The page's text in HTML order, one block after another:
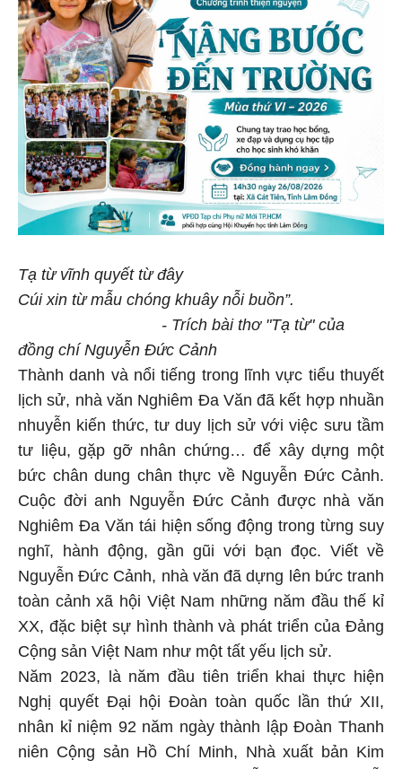
Tạ từ vĩnh quyết từ đây
Cúi xin từ mẫu chóng khuây nỗi buồn”.
- Trích bài thơ "Tạ từ" của
đồng chí Nguyễn Đức Cảnh
Thành danh và nổi tiếng trong lĩnh vực tiểu thuyết
lịch sử, nhà văn Nghiêm Đa Văn đã kết hợp nhuần
nhuyễn kiến thức, tư duy lịch sử với việc sưu tầm
tư liệu, gặp gỡ nhân chứng… để xây dựng một
bức chân dung chân thực về Nguyễn Đức Cảnh.
Cuộc đời anh Nguyễn Đức Cảnh được nhà văn
Nghiêm Đa Văn tái hiện sống động trong từng suy
nghĩ, hành động, gần gũi với bạn đọc. Viết về
Nguyễn Đức Cảnh, nhà văn đã dựng lên bức tranh
toàn cảnh xã hội Việt Nam những năm đầu thế kỉ
XX, đặc biệt sự hình thành và phát triển của Đảng
Cộng sản Việt Nam như một tất yếu lịch sử.
Năm 2023, là năm đầu tiên triển khai thực hiện
Nghị quyết Đại hội Đoàn toàn quốc lần thứ XII,
nhân kỉ niệm 92 năm ngày thành lập Đoàn Thanh
niên Cộng sản Hồ Chí Minh, Nhà xuất bản Kim